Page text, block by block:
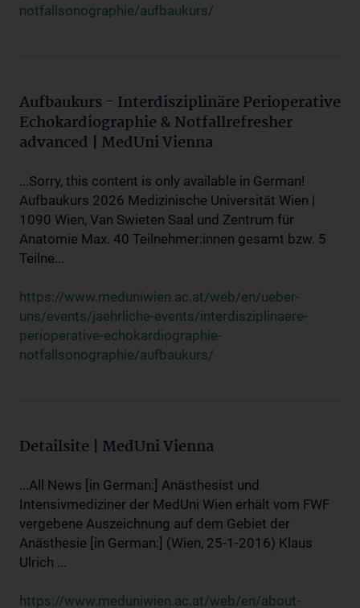
notfallsonographie/aufbaukurs/
Aufbaukurs - Interdisziplinäre Perioperative
Echokardiographie & Notfallrefresher
advanced | MedUni Vienna
...Sorry, this content is only available in German!
Aufbaukurs 2026 Medizinische Universität Wien |
1090 Wien, Van Swieten Saal und Zentrum für
Anatomie Max. 40 Teilnehmer:innen gesamt bzw. 5
Teilne...
https://www.meduniwien.ac.at/web/en/ueber-
uns/events/jaehrliche-events/interdisziplinaere-
perioperative-echokardiographie-
notfallsonographie/aufbaukurs/
Detailsite | MedUni Vienna
...All News [in German:] Anästhesist und
Intensivmediziner der MedUni Wien erhält vom FWF
vergebene Auszeichnung auf dem Gebiet der
Anästhesie [in German:] (Wien, 25-1-2016) Klaus
Ulrich ...
https://www.meduniwien.ac.at/web/en/about-